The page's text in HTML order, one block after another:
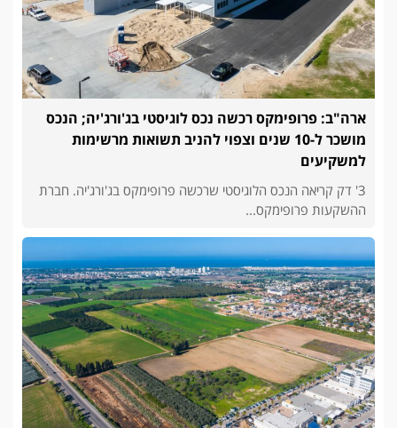
ארה"ב: פרופימקס רכשה נכס לוגיסטי בג'ורג'יה; הנכס
מושכר ל-10 שנים וצפוי להניב תשואות מרשימות
למשקיעים
3' דק קריאה הנכס הלוגיסטי שרכשה פרופימקס בג'ורג'יה. חברת
ההשקעות פרופימקס...